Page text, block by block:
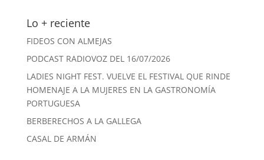
Lo + reciente
FIDEOS CON ALMEJAS
PODCAST RADIOVOZ DEL 16/07/2026
LADIES NIGHT FEST. VUELVE EL FESTIVAL QUE RINDE
HOMENAJE A LA MUJERES EN LA GASTRONOMÍA
PORTUGUESA
BERBERECHOS A LA GALLEGA
CASAL DE ARMÁN